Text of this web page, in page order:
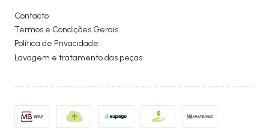
Contacto
Termos e Condições Gerais
Política de Privacidade
Lavagem e tratamento das peças